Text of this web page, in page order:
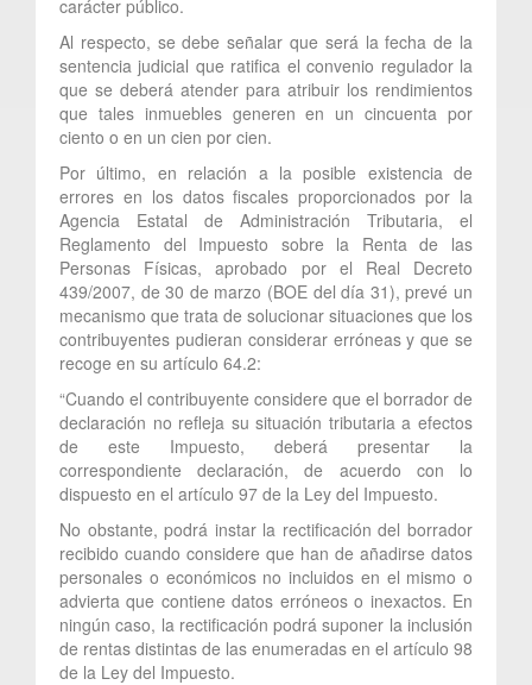
carácter público.
Al respecto, se debe señalar que será la fecha de la
sentencia judicial que ratifica el convenio regulador la
que se deberá atender para atribuir los rendimientos
que tales inmuebles generen en un cincuenta por
ciento o en un cien por cien.
Por último, en relación a la posible existencia de
errores en los datos fiscales proporcionados por la
Agencia Estatal de Administración Tributaria, el
Reglamento del Impuesto sobre la Renta de las
Personas Físicas, aprobado por el Real Decreto
439/2007, de 30 de marzo (BOE del día 31), prevé un
mecanismo que trata de solucionar situaciones que los
contribuyentes pudieran considerar erróneas y que se
recoge en su artículo 64.2:
“Cuando el contribuyente considere que el borrador de
declaración no refleja su situación tributaria a efectos
de este Impuesto, deberá presentar la
correspondiente declaración, de acuerdo con lo
dispuesto en el artículo 97 de la Ley del Impuesto.
No obstante, podrá instar la rectificación del borrador
recibido cuando considere que han de añadirse datos
personales o económicos no incluidos en el mismo o
advierta que contiene datos erróneos o inexactos. En
ningún caso, la rectificación podrá suponer la inclusión
de rentas distintas de las enumeradas en el artículo 98
de la Ley del Impuesto.